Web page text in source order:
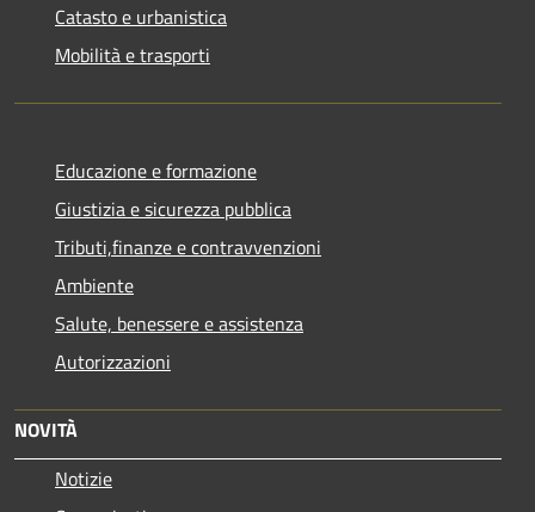
Catasto e urbanistica
Mobilità e trasporti
Educazione e formazione
Giustizia e sicurezza pubblica
Tributi,finanze e contravvenzioni
Ambiente
Salute, benessere e assistenza
Autorizzazioni
NOVITÀ
Notizie